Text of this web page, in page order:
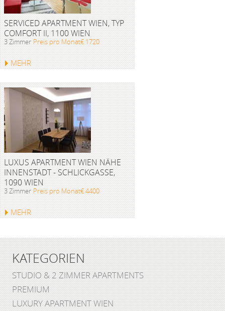
SERVICED APARTMENT WIEN, TYP
COMFORT II, 1100 WIEN
3 Zimmer Preis pro Monat€ 1720
MEHR
LUXUS APARTMENT WIEN NÄHE
INNENSTADT - SCHLICKGASSE,
1090 WIEN
3 Zimmer Preis pro Monat€ 4400
MEHR
KATEGORIEN
STUDIO & 2 ZIMMER APARTMENTS
PREMIUM
LUXURY APARTMENT WIEN